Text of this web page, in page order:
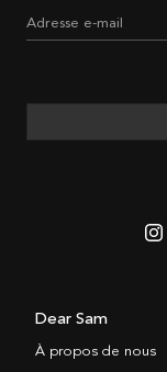
Adresse e-mail
Dear Sam
À propos de nous